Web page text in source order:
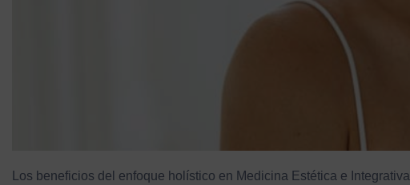
Los beneficios del enfoque holístico en Medicina Estética e Integrativa